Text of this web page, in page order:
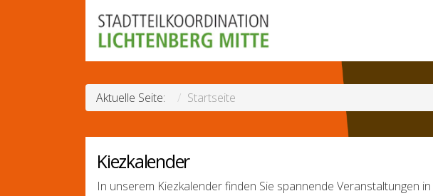
Aktuelle Seite: Startseite
Kiezkalender
In unserem Kiezkalender finden Sie spannende Veranstaltungen